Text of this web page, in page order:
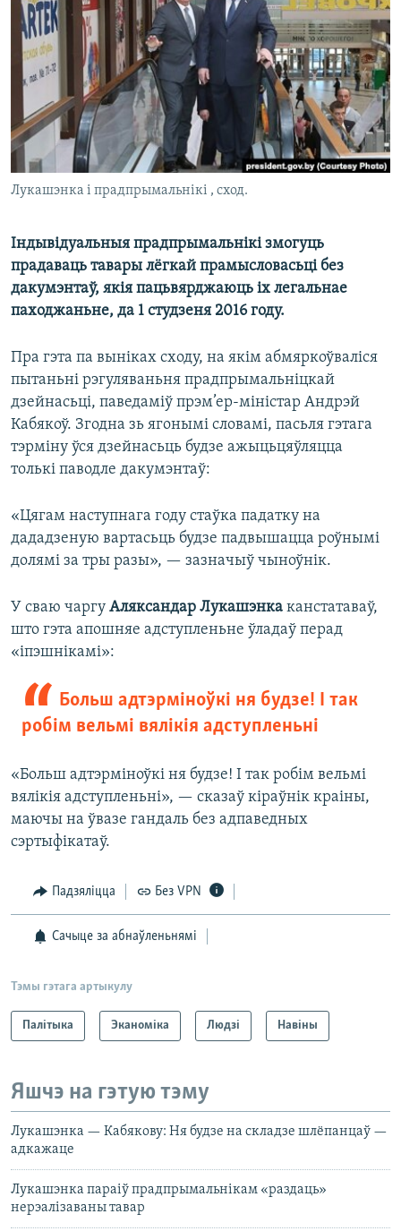
КУЛЬТУРА
КАЛЯНДАР
МОВА
НА ХВАЛЯХ СВАБОДЫ
Лукашэнка і прадпрымальнікі , сход.
Індывідуальныя прадпрымальнікі змогуць
прадаваць тавары лёгкай прамысловасьці без
дакумэнтаў, якія пацьвярджаюць іх легальнае
паходжаньне, да 1 студзеня 2016 году.
Пра гэта па выніках сходу, на якім абмяркоўваліся
пытаньні рэгуляваньня прадпрымальніцкай
дзейнасьці, паведаміў прэм’ер-міністар Андрэй
Кабякоў. Згодна зь ягонымі словамі, пасьля гэтага
тэрміну ўся дзейнасьць будзе ажыцьцяўляцца
толькі паводле дакумэнтаў:
«Цягам наступнага году стаўка падатку на
дададзеную вартасьць будзе падвышацца роўнымі
долямі за тры разы», — зазначыў чыноўнік.
У сваю чаргу Аляксандар Лукашэнка канстатаваў,
што гэта апошняе адступленьне ўладаў перад
«іпэшнікамі»:
Больш адтэрміноўкі ня будзе! І так
робім вельмі вялікія адступленьні
«Больш адтэрміноўкі ня будзе! І так робім вельмі
вялікія адступленьні», — сказаў кіраўнік краіны,
маючы на ўвазе гандаль без адпаведных
сэртыфікатаў.
Падзяліцца Без VPN
Сачыце за абнаўленьнямі
Тэмы гэтага артыкулу
Палітыка Эканоміка Людзі Навіны
Яшчэ на гэтую тэму
Лукашэнка — Кабякову: Ня будзе на складзе шлёпанцаў —
адкажаце
Лукашэнка параіў прадпрымальнікам «раздаць»
нерэалізаваны тавар